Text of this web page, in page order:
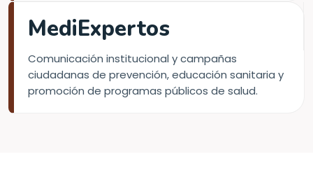
MediExpertos
Comunicación institucional y campañas
ciudadanas de prevención, educación sanitaria y
promoción de programas públicos de salud.